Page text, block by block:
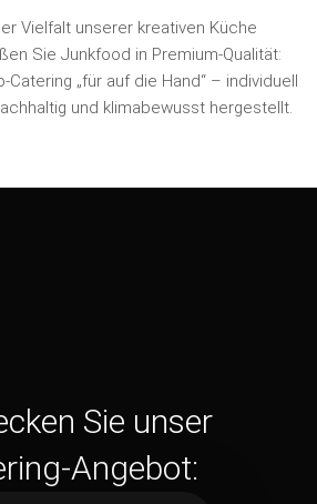
Vielfalt unserer kreativen Küche
Sie Junkfood in Premium-Qualität:
„für auf die Hand“ – individuell
und klimabewusst hergestellt.
Sie unser
Angebot: